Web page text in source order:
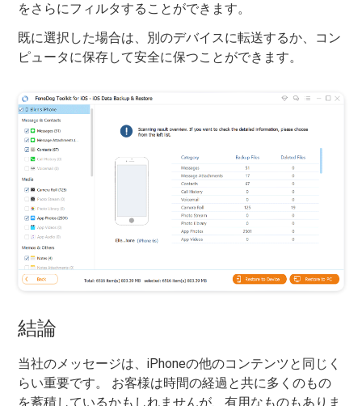
をさらにフィルタすることができます。
既に選択した場合は、別のデバイスに転送するか、コン
ピュータに保存して安全に保つことができます。
結論
当社のメッセージは、iPhoneの他のコンテンツと同じく
らい重要です。 お客様は時間の経過と共に多くのもの
を蓄積しているかもしれませんが、有用なものもありま